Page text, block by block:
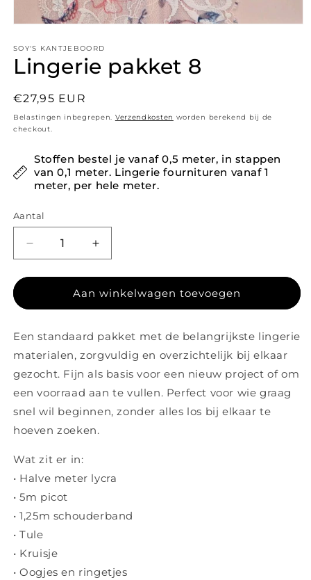
SOY'S KANTJEBOORD
Lingerie pakket 8
Normale prijs
€27,95 EUR
Belastingen inbegrepen. Verzendkosten worden berekend bij de
checkout.
Stoffen bestel je vanaf 0,5 meter, in stappen
van 0,1 meter. Lingerie fournituren vanaf 1
meter, per hele meter.
Aantal
Aantal verlagen voor Lingerie pakket 8
Aantal verhogen voor Lingerie pakket
Aan winkelwagen toevoegen
Een standaard pakket met de belangrijkste lingerie
materialen, zorgvuldig en overzichtelijk bij elkaar
gezocht. Fijn als basis voor een nieuw project of om
een voorraad aan te vullen. Perfect voor wie graag
snel wil beginnen, zonder alles los bij elkaar te
hoeven zoeken.
Wat zit er in:
• Halve meter lycra
• 5m picot
• 1,25m schouderband
• Tule
• Kruisje
• Oogjes en ringetjes